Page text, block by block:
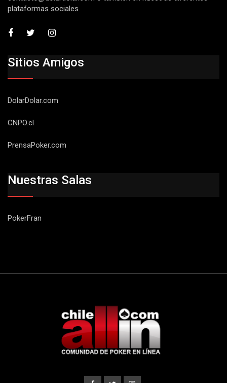
plataformas sociales
Sitios Amigos
DolarDolar.com
CNPO.cl
PrensaPoker.com
Nuestras Salas
PokerFran